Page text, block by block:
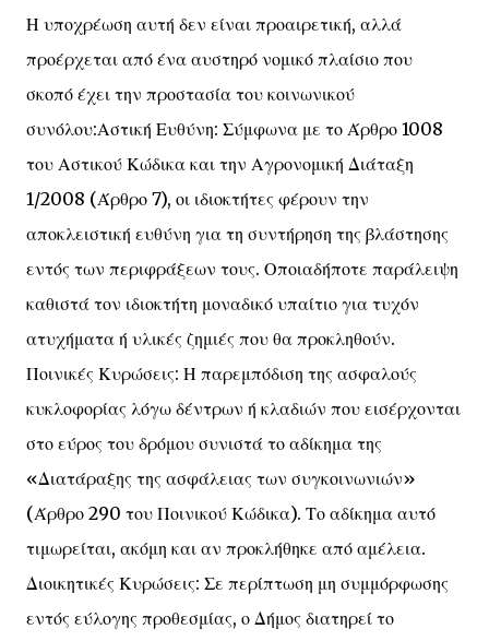
Η υποχρέωση αυτή δεν είναι προαιρετική, αλλά
προέρχεται από ένα αυστηρό νομικό πλαίσιο που
σκοπό έχει την προστασία του κοινωνικού
συνόλου:Αστική Ευθύνη: Σύμφωνα με το Άρθρο 1008
του Αστικού Κώδικα και την Αγρονομική Διάταξη
1/2008 (Άρθρο 7), οι ιδιοκτήτες φέρουν την
αποκλειστική ευθύνη για τη συντήρηση της βλάστησης
εντός των περιφράξεων τους. Οποιαδήποτε παράλειψη
καθιστά τον ιδιοκτήτη μοναδικό υπαίτιο για τυχόν
ατυχήματα ή υλικές ζημιές που θα προκληθούν.
Ποινικές Κυρώσεις: Η παρεμπόδιση της ασφαλούς
κυκλοφορίας λόγω δέντρων ή κλαδιών που εισέρχονται
στο εύρος του δρόμου συνιστά το αδίκημα της
«Διατάραξης της ασφάλειας των συγκοινωνιών»
(Άρθρο 290 του Ποινικού Κώδικα). Το αδίκημα αυτό
τιμωρείται, ακόμη και αν προκλήθηκε από αμέλεια.
Διοικητικές Κυρώσεις: Σε περίπτωση μη συμμόρφωσης
εντός εύλογης προθεσμίας, ο Δήμος διατηρεί το